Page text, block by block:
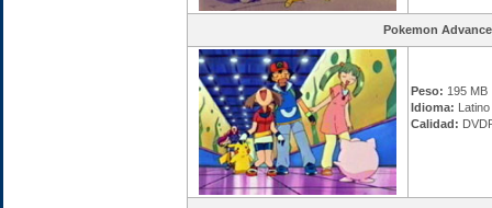
Pokemon
Peso: 195 MB
Idioma: Latino
Calidad: